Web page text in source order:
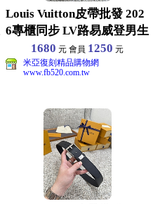
Louis Vuitton皮帶批發 202
6專櫃同步 LV路易威登男生
1680 元 會員 1250 元
米亞復刻精品購物網
www.fb520.com.tw